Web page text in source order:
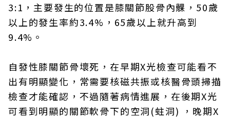
3:1，主要發生的位置是膝關節股骨內髁，50歲
以上的發生率約3.4%，65歲以上就升高到
9.4%。
自發性膝關節骨壞死，在早期X光檢查可能看不
出有明顯變化，常需要核磁共振或核醫骨頭掃描
檢查才能確認，不過隨著病情進展，在後期X光
可看到明顯的關節軟骨下的空洞(蛀洞) ，晚期X